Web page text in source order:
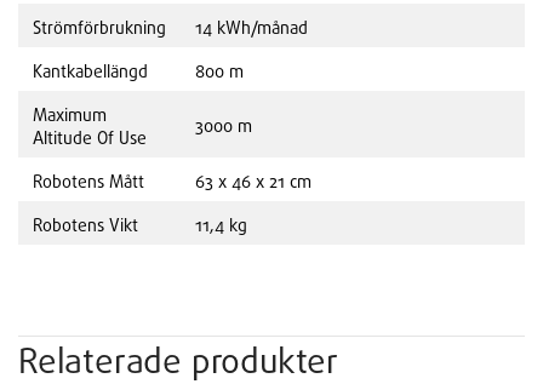
Strömförbrukning 14 kWh/månad
Kantkabellängd 800 m
Maximum
Altitude Of Use
3000 m
Robotens Mått 63 x 46 x 21 cm
Robotens Vikt 11,4 kg
Relaterade produkter